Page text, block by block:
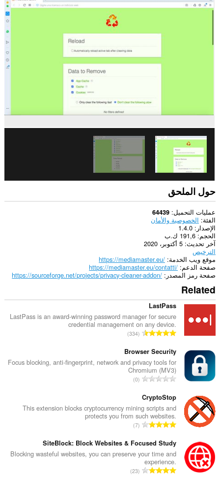
بياناتك
على
downloads,
related
data.
الملحق
الوصول
إلى
علامات
تبويبك
ونشاط
تصفحك.
حول الملحق
عمليات التحميل 64439
الفئة الخصوصية والأمان
الإصدار
1.4.0
الحجم 191,6 ك.ب
آخر تحديث 5 أكتوبر، 2020
الترخيص
موقع ويب الخدمة https://mediamaster.eu/
صفحة الدعم https://mediamaster.eu/contatti/
صفحة رمز المصدر
https://sourceforge.net/projects/privacy-cleaner-addon/
Related
LastPass
LastPass is an award-winning password manager for secure
credential management on any device.
ا
ع
د
د
ا
إ
ج
م
ل
ي
ل
334
Browser Security
Focus blocking, anti-fingerprint, network and privacy tools for
Chromium (MV3)
ا
ع
د
د
ا
إ
ج
م
0
CryptoStop
This extension blocks cryptocurrency mining scripts and
protects you from such websites.
ا
ع
د
ا
7
SiteBlock: Block Websites & Focused Study
Blocking wasteful websites, you can preserve your time and
experience.
ا 23